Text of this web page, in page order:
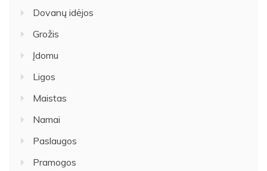
Dovanų idėjos
Grožis
Įdomu
Ligos
Maistas
Namai
Paslaugos
Pramogos